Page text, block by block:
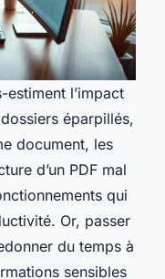
estiment l’impact
éparpillés,
document, les
d’un PDF mal
qui
Or, passer
du temps à
sensibles